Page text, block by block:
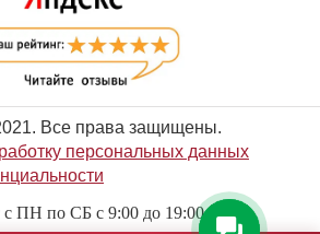
Все права защищены.
персональных данных
ПН по СБ с 9:00 до 19:00